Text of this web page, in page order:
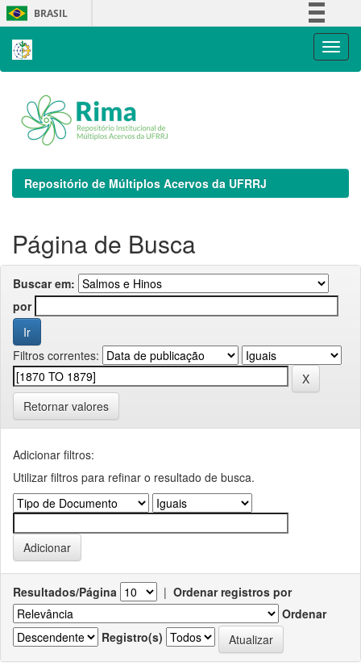
Skip
navigation
BRASIL
Repositório de Múltiplos Acervos da UFRRJ
Página de Busca
Buscar em:
por
Filtros correntes:
Retornar valores
Adicionar filtros:
Utilizar filtros para refinar o resultado de busca.
Resultados/Página | Ordenar registros por
Ordenar
Registro(s)